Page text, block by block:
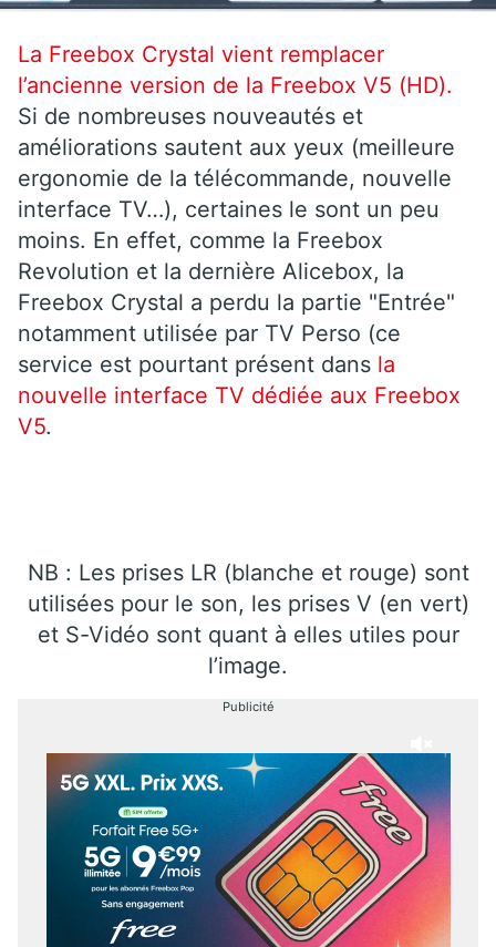
La Freebox Crystal vient remplacer
l’ancienne version de la Freebox V5 (HD).
Si de nombreuses nouveautés et
améliorations sautent aux yeux (meilleure
ergonomie de la télécommande, nouvelle
interface TV…), certaines le sont un peu
moins. En effet, comme la Freebox
Revolution et la dernière Alicebox, la
Freebox Crystal a perdu la partie "Entrée"
notamment utilisée par TV Perso (ce
service est pourtant présent dans la
nouvelle interface TV dédiée aux Freebox
V5.
NB : Les prises LR (blanche et rouge) sont
utilisées pour le son, les prises V (en vert)
et S-Vidéo sont quant à elles utiles pour
l’image.
Publicité